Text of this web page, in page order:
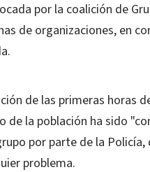
por la coalición de
de organizaciones, en
de las primeras horas
de la población ha sido
por parte de la
problema.